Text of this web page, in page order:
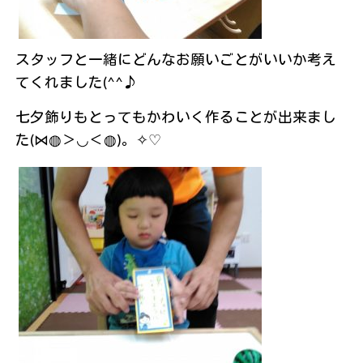
スタッフと一緒にどんなお願いごとがいいか考え
てくれました(^^♪
七夕飾りもとってもかわいく作ることが出来まし
た(⋈◍＞◡＜◍)。✧♡